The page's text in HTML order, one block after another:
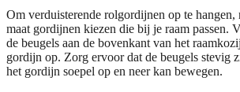
Om verduisterende rolgordijnen op te hangen,
maat gordijnen kiezen die bij je raam passen.
de beugels aan de bovenkant van het
gordijn op. Zorg ervoor dat de beugels stevig
het gordijn soepel op en neer kan bewegen.